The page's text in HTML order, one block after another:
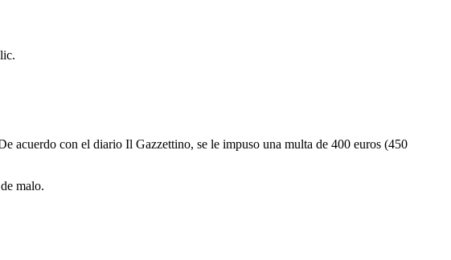
acuerdo con el diario Il Gazzettino, se le impuso una multa de 400 euros (450
malo.